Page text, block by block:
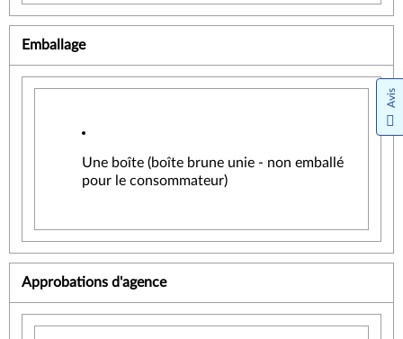
Emballage
Une boîte (boîte brune unie - non emballé
pour le consommateur)
Approbations d'agence
Avis